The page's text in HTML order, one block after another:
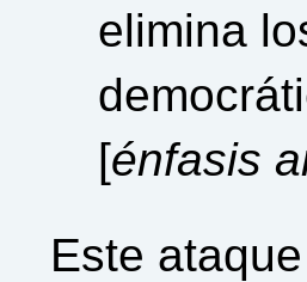
elimina
[énfasis
Este